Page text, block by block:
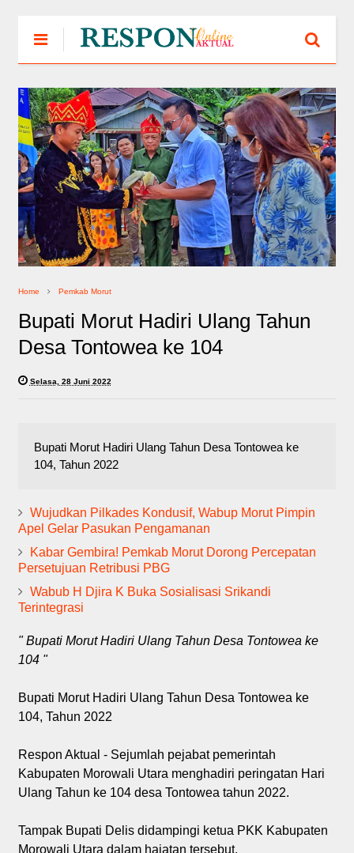
Home Pemkab Morut
Bupati Morut Hadiri Ulang Tahun
Desa Tontowea ke 104
Selasa, 28 Juni 2022
Bupati Morut Hadiri Ulang Tahun Desa Tontowea ke
104, Tahun 2022
Wujudkan Pilkades Kondusif, Wabup Morut Pimpin
Apel Gelar Pasukan Pengamanan
Kabar Gembira! Pemkab Morut Dorong Percepatan
Persetujuan Retribusi PBG
Wabub H Djira K Buka Sosialisasi Srikandi
Terintegrasi
" Bupati Morut Hadiri Ulang Tahun Desa Tontowea ke
104 "
Bupati Morut Hadiri Ulang Tahun Desa Tontowea ke
104, Tahun 2022
Respon Aktual - Sejumlah pejabat pemerintah
Kabupaten Morowali Utara menghadiri peringatan Hari
Ulang Tahun ke 104 desa Tontowea tahun 2022.
Tampak Bupati Delis didampingi ketua PKK Kabupaten
Morowali Utara dalam hajatan tersebut.